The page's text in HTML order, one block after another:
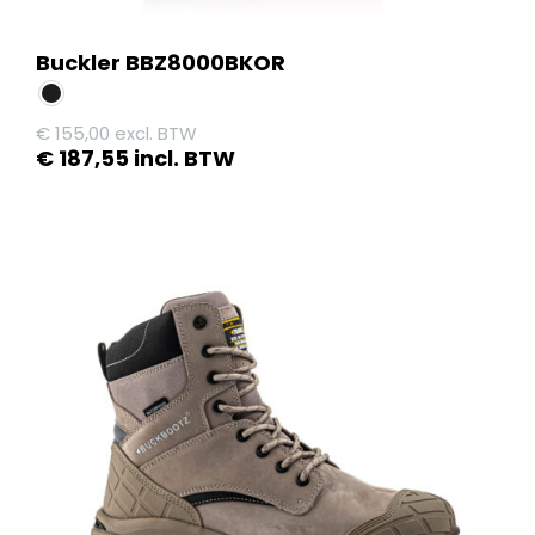
Buckler BBZ8000BKOR
€155,00 excl. BTW
€ 187,55 incl. BTW